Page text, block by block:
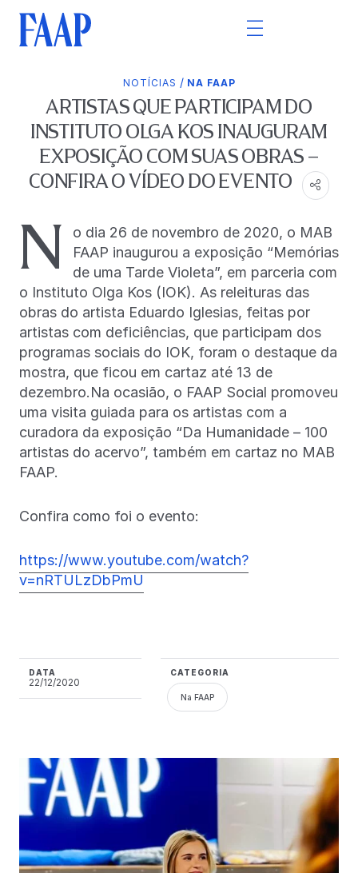
NOTÍCIAS / NA FAAP
ARTISTAS QUE PARTICIPAM DO
INSTITUTO OLGA KOS INAUGURAM
EXPOSIÇÃO COM SUAS OBRAS –
CONFIRA O VÍDEO DO EVENTO
N
o dia 26 de novembro de 2020, o MAB
FAAP inaugurou a exposição “Memórias
de uma Tarde Violeta”, em parceria com
o Instituto Olga Kos (IOK). As releituras das
obras do artista Eduardo Iglesias, feitas por
artistas com deficiências, que participam dos
programas sociais do IOK, foram o destaque da
mostra, que ficou em cartaz até 13 de
dezembro.Na ocasião, o FAAP Social promoveu
uma visita guiada para os artistas com a
curadora da exposição “Da Humanidade – 100
artistas do acervo”, também em cartaz no MAB
FAAP.
Confira como foi o evento:
https://www.youtube.com/watch?
v=nRTULzDbPmU
DATA
22/12/2020
CATEGORIA
Na FAAP